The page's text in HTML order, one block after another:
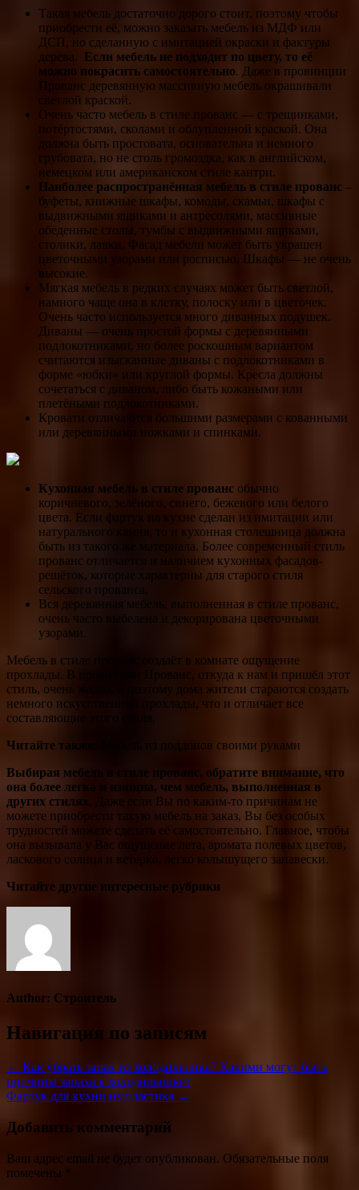
Такая мебель достаточно дорого стоит, поэтому чтобы
приобрести её, можно заказать мебель из МДФ или
ДСП, но сделанную с имитацией окраски и фактуры
дерева. Если мебель не подходит по цвету, то её
можно покрасить самостоятельно. Даже в провинции
Прованс деревянную массивную мебель окрашивали
светлой краской.
Очень часто мебель в стиле прованс — с трещинками,
потёртостями, сколами и облупленной краской. Она
должна быть простовата, основательна и немного
грубовата, но не столь громоздка, как в английском,
немецком или американском стиле кантри.
Наиболее распространённая мебель в стиле прованс –
буфеты, книжные шкафы, комоды, скамьи, шкафы с
выдвижными ящиками и антресолями, массивные
обеденные столы, тумбы с выдвижными ящиками,
столики, лавки. Фасад мебели может быть украшен
цветочными узорами или росписью. Шкафы — не очень
высокие.
Мягкая мебель в редких случаях может быть светлой,
намного чаще она в клетку, полоску или в цветочек.
Очень часто используется много диванных подушек.
Диваны — очень простой формы с деревянными
подлокотниками, но более роскошным вариантом
считаются изысканные диваны с подлокотниками в
форме «юбки» или круглой формы. Кресла должны
сочетаться с диваном, либо быть кожаными или
плетёными подлокотниками.
Кровати отличаются большими размерами с кованными
или деревянными ножками и спинками.
Кухонная мебель в стиле прованс обычно
коричневого, зелёного, синего, бежевого или белого
цвета. Если фартук на кухне сделан из имитации или
натурального камня, то и кухонная столешница должна
быть из такого же материала. Более современный стиль
прованс отличается и наличием кухонных фасадов-
решёток, которые характерны для старого стиля
сельского прованса.
Вся деревянная мебель, выполненная в стиле прованс,
очень часто выбелена и декорирована цветочными
узорами.
Мебель в стиле прованс создаёт в комнате ощущение
прохлады. В провинции Прованс, откуда к нам и пришёл этот
стиль, очень жарко, и поэтому дома жители стараются создать
немного искусственной прохлады, что и отличает все
составляющие этого стиля.
Читайте также:
Мебель из поддонов своими руками
Выбирая мебель в стиле прованс, обратите внимание, что
она более легка и изящна, чем мебель, выполненная в
других стилях . Даже если Вы по каким-то причинам не
можете приобрести такую мебель на заказ, Вы без особых
трудностей можете сделать её самостоятельно. Главное, чтобы
она вызывала у Вас ощущение лета, аромата полевых цветов,
ласкового солнца и ветерка, легко колышущего занавески.
Читайте другие интересные рубрики
Author: Строитель
Навигация по записям
← Как убрать запах из холодильника? Какими могут быть
причины запаха в холодильнике?
Фартук для кухни из пластика →
Добавить комментарий
Ваш адрес email не будет опубликован. Обязательные поля
помечены *